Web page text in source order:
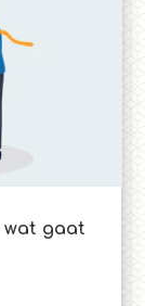
wat gaat